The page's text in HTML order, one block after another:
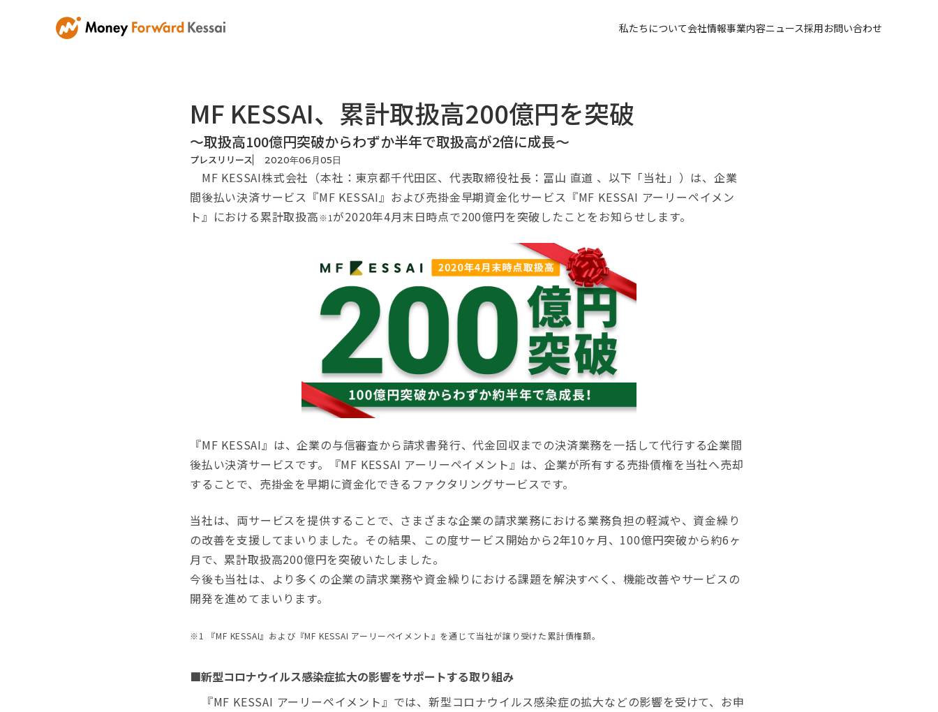
私たちについて会社情報事業内容ニュース採用お問い合わせ
MF KESSAI、累計取扱高200億円を突破
～取扱高100億円突破からわずか半年で取扱高が2倍に成長〜
プレスリリース 2020年06 月05日
MF KESSAI株式会社（本社：東京都千代田区、代表取締役社長：冨山 直道 、以下「当社」）は、企業
間後払い決済サービス『MF KESSAI』および売掛金早期資金化サービス『MF KESSAI アーリーペイメン
ト』における累計取扱高※1が2020年4月末日時点で200億円を突破したことをお知らせします。
『MF KESSAI』は、企業の与信審査から請求書発行、代金回収までの決済業務を一括して代行する企業間
後払い決済サービスです。『MF KESSAI アーリーペイメント』は、企業が所有する売掛債権を当社へ売却
することで、売掛金を早期に資金化できるファクタリングサービスです。
当社は、両サービスを提供することで、さまざまな企業の請求業務における業務負担の軽減や、資金繰り
の改善を支援してまいりました。その結果、この度サービス開始から2年10ヶ月、100億円突破から約6ヶ
月で、累計取扱高200億円を突破いたしました。
今後も当社は、より多くの企業の請求業務や資金繰りにおける課題を解決すべく、機能改善やサービスの
開発を進めてまいります。
※1 『MF KESSAI』および『MF KESSAI アーリーペイメント』を通じて当社が譲り受けた累計債権額。
■新型コロナウイルス感染症拡大の影響をサポートする取り組み
『MF KESSAI アーリーペイメント』では、新型コロナウイルス感染症の拡大などの影響を受けて、お申